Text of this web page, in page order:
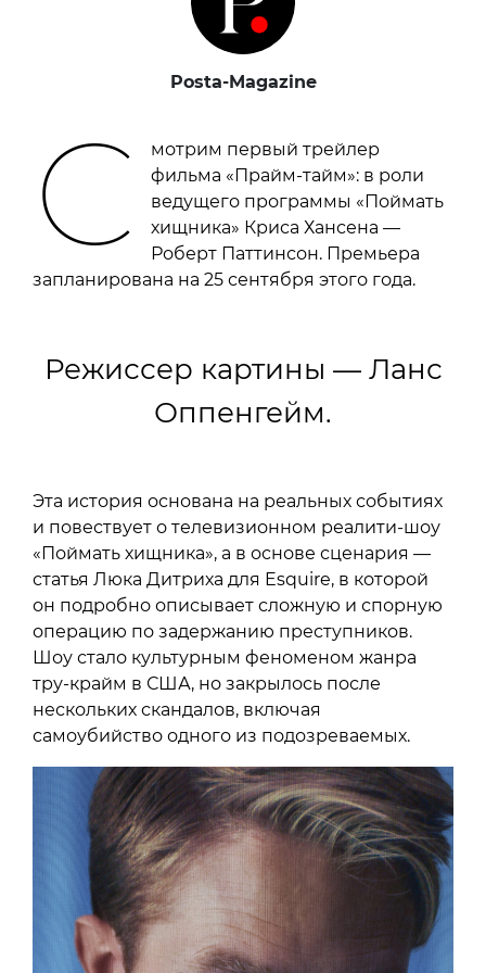
Posta-Magazine
С
мотрим первый трейлер
фильма «Прайм-тайм»: в роли
ведущего программы «Поймать
хищника» Криса Хансена —
Роберт Паттинсон. Премьера
запланирована на 25 сентября этого года.
Режиссер картины — Ланс
Оппенгейм.
Эта история основана на реальных событиях
и повествует о телевизионном реалити-шоу
«Поймать хищника», а в основе сценария —
статья Люка Дитриха для Esquire, в которой
он подробно описывает сложную и спорную
операцию по задержанию преступников.
Шоу стало культурным феноменом жанра
тру-крайм в США, но закрылось после
нескольких скандалов, включая
самоубийство одного из подозреваемых.